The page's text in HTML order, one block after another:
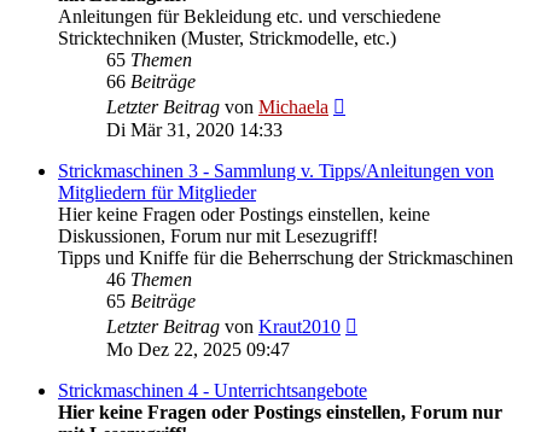
Anleitungen für Bekleidung etc. und verschiedene
Stricktechniken (Muster, Strickmodelle, etc.)
65 Themen
66 Beiträge
Letzter Beitrag von Michaela
Di Mär 31, 2020 14:33
Strickmaschinen 3 - Sammlung v. Tipps/Anleitungen von
Mitgliedern für Mitglieder
Hier keine Fragen oder Postings einstellen, keine
Diskussionen, Forum nur mit Lesezugriff!
Tipps und Kniffe für die Beherrschung der Strickmaschinen
46 Themen
65 Beiträge
Letzter Beitrag von Kraut2010
Mo Dez 22, 2025 09:47
Strickmaschinen 4 - Unterrichtsangebote
Hier keine Fragen oder Postings einstellen, Forum nur